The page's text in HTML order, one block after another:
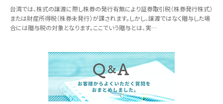
台湾では、株式の譲渡に際し株券の発行有無により証券取引税（株券発行株式）
または財産所得税（株券未発行）が課されます。しかし、譲渡ではなく贈与した場
合には贈与税の対象となります。ここでいう贈与とは、実…